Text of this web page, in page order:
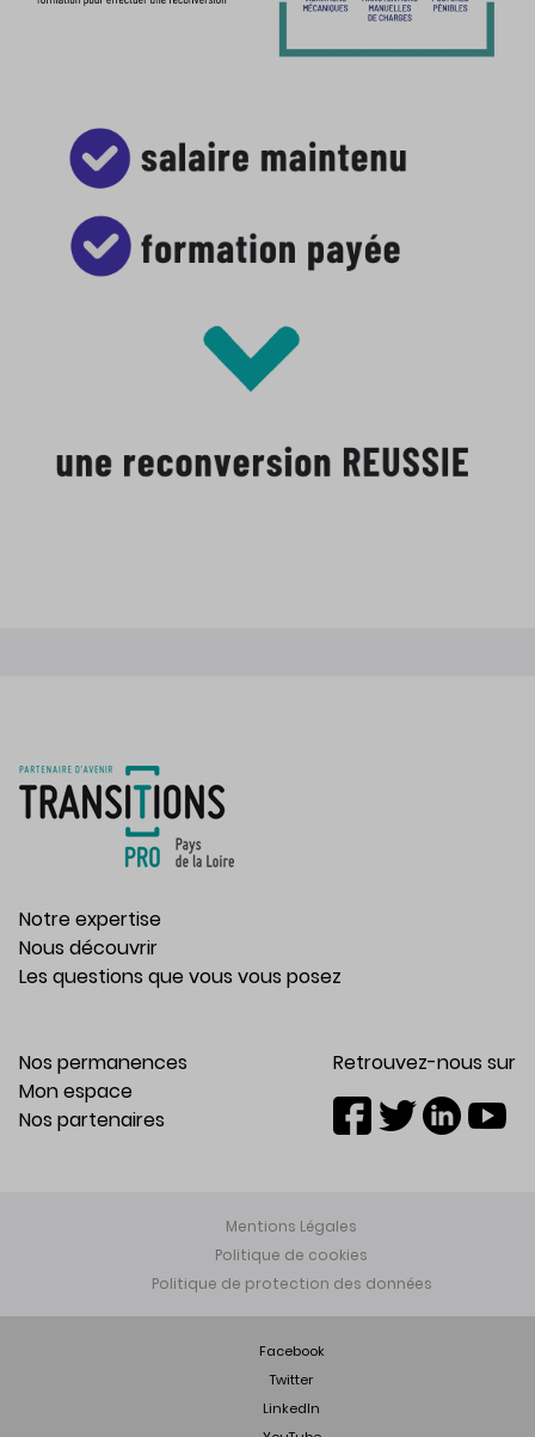
Notre expertise
Nous découvrir
Les questions que vous vous posez
Nos permanences
Mon espace
Nos partenaires
Retrouvez-nous sur
Mentions Légales
Politique de cookies
Politique de protection des données
Facebook
Twitter
LinkedIn